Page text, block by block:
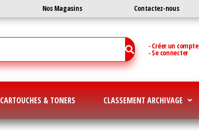
Nos Magasins Contactez-nous
- Créer un compte
- Se connecter
CARTOUCHES & TONERS CLASSEMENT ARCHIVAGE